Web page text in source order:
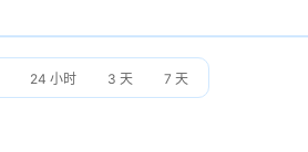
24 小时 3 天 7 天